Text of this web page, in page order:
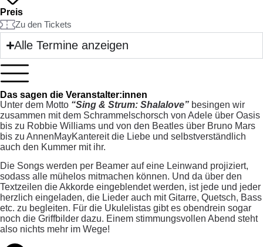
Preis
Zu den Tickets
Alle Termine anzeigen
Das sagen die Veranstalter:innen
Unter dem Motto “Sing & Strum: Shalalove” besingen wir
zusammen mit dem Schrammelschorsch von Adele über Oasis
bis zu Robbie Williams und von den Beatles über Bruno Mars
bis zu AnnenMayKantereit die Liebe und selbstverständlich
auch den Kummer mit ihr.
Die Songs werden per Beamer auf eine Leinwand projiziert,
sodass alle mühelos mitmachen können. Und da über den
Textzeilen die Akkorde eingeblendet werden, ist jede und jeder
herzlich eingeladen, die Lieder auch mit Gitarre, Quetsch, Bass
etc. zu begleiten. Für die Ukulelistas gibt es obendrein sogar
noch die Griffbilder dazu. Einem stimmungsvollen Abend steht
also nichts mehr im Wege!